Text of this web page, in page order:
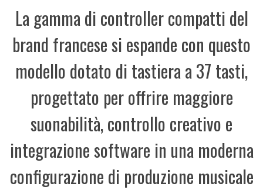
La gamma di controller compatti del
brand francese si espande con questo
modello dotato di tastiera a 37 tasti,
progettato per offrire maggiore
suonabilità, controllo creativo e
integrazione software in una moderna
configurazione di produzione musicale